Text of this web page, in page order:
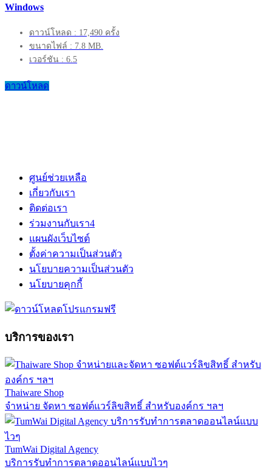
Windows
ดาวน์โหลด : 17,490 ครั้ง
ขนาดไฟล์ : 7.8 MB.
เวอร์ชัน : 6.5
ดาวน์โหลด
ศูนย์ช่วยเหลือ
เกี่ยวกับเรา
ติดต่อเรา
ร่วมงานกับเรา4
แผนผังเว็บไซต์
ตั้งค่าความเป็นส่วนตัว
นโยบายความเป็นส่วนตัว
นโยบายคุกกี้
บริการของเรา
Thaiware Shop
จำหน่าย จัดหา ซอฟต์แวร์ลิขสิทธิ์ สำหรับองค์กร ฯลฯ
TumWai Digital Agency
บริการรับทำการตลาดออนไลน์แบบไวๆ